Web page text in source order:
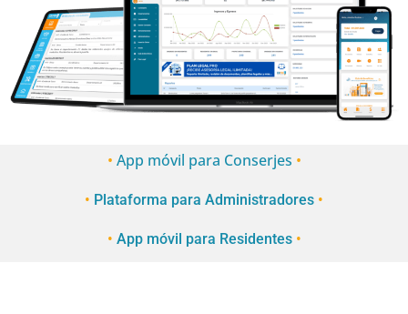
• App móvil para Conserjes •
• Plataforma para Administradores •
• App móvil para Residentes •